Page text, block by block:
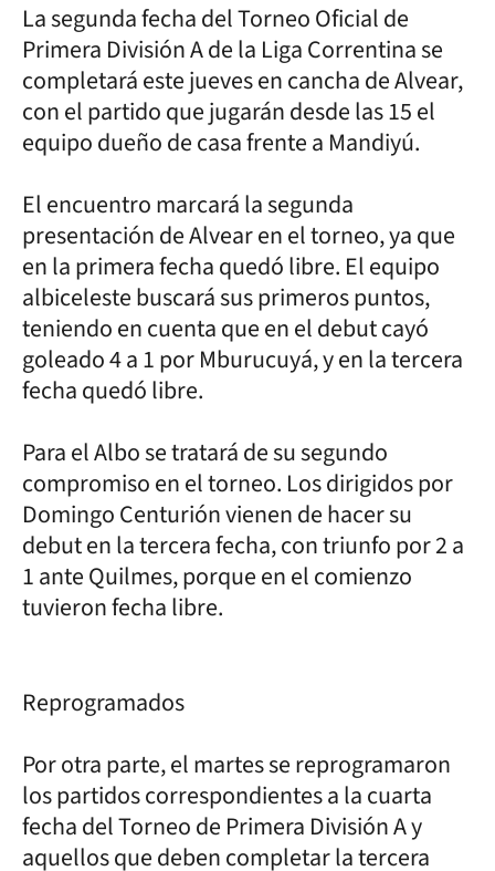
La segunda fecha del Torneo Oficial de
Primera División A de la Liga Correntina se
completará este jueves en cancha de Alvear,
con el partido que jugarán desde las 15 el
equipo dueño de casa frente a Mandiyú.
El encuentro marcará la segunda
presentación de Alvear en el torneo, ya que
en la primera fecha quedó libre. El equipo
albiceleste buscará sus primeros puntos,
teniendo en cuenta que en el debut cayó
goleado 4 a 1 por Mburucuyá, y en la tercera
fecha quedó libre.
Para el Albo se tratará de su segundo
compromiso en el torneo. Los dirigidos por
Domingo Centurión vienen de hacer su
debut en la tercera fecha, con triunfo por 2 a
1 ante Quilmes, porque en el comienzo
tuvieron fecha libre.
Reprogramados
Por otra parte, el martes se reprogramaron
los partidos correspondientes a la cuarta
fecha del Torneo de Primera División A y
aquellos que deben completar la tercera